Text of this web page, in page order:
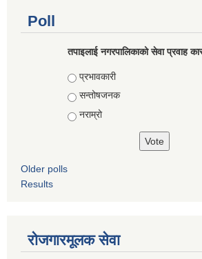
Poll
तपाइलाई नगरपालिकाको सेवा प्रवाह
Choices
प्रभावकारी
सन्तोषजनक
नराम्रो
Older polls
Results
रोजगारमूलक सेवा